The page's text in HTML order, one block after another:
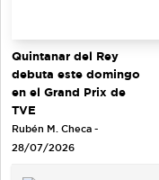
Quintanar del Rey
debuta este domingo
en el Grand Prix de
TVE
Rubén M. Checa -
28/07/2026